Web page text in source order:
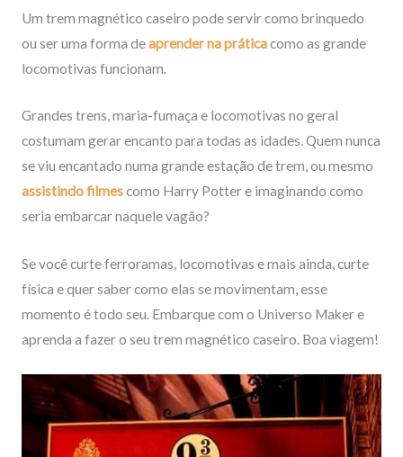
Um trem magnético caseiro pode servir como brinquedo
ou ser uma forma deaprender na práticacomo as grande
locomotivas funcionam.
Grandes trens, maria-fumaça e locomotivas no geral
costumam gerar encanto para todas as idades. Quem nunca
se viu encantado numa grande estação de trem, ou mesmo
assistindo filmescomo Harry Potter e imaginando como
seria embarcar naquele vagão?
Se você curte ferroramas, locomotivas e mais ainda, curte
física e quer saber como elas se movimentam, esse
momento é todo seu. Embarque com o Universo Maker e
aprenda a fazer o seu trem magnético caseiro. Boa viagem!